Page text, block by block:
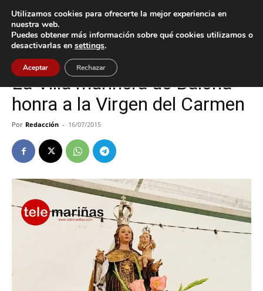
Inicio Baiona
Baiona
La Villa marinera de Baiona
honra a la Virgen del Carmen
Por Redacción - 16/07/2015
Utilizamos cookies para ofrecerte la mejor experiencia en
nuestra web.
Puedes obtener más información sobre qué cookies utilizamos o
desactivarlas en settings.
Aceptar Rechazar